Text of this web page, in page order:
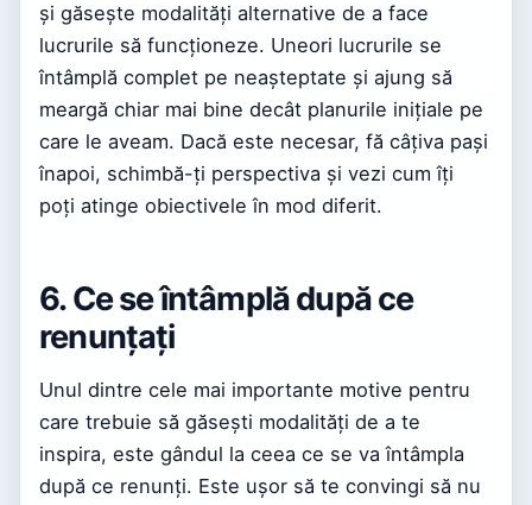
și găsește modalități alternative de a face
lucrurile să funcționeze. Uneori lucrurile se
întâmplă complet pe neașteptate și ajung să
meargă chiar mai bine decât planurile inițiale pe
care le aveam. Dacă este necesar, fă câțiva pași
înapoi, schimbă-ți perspectiva și vezi cum îți
poți atinge obiectivele în mod diferit.
6. Ce se întâmplă după ce
renunțați
Unul dintre cele mai importante motive pentru
care trebuie să găsești modalități de a te
inspira, este gândul la ceea ce se va întâmpla
după ce renunți. Este ușor să te convingi să nu